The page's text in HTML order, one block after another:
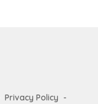
Privacy Policy